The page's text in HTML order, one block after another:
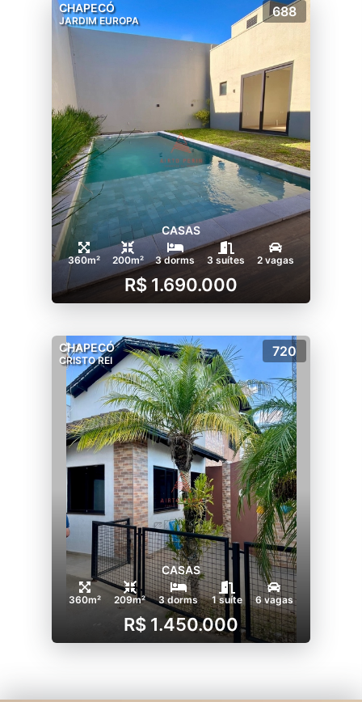
CHAPECÓ
JARDIM EUROPA
688
CASAS
360m² 200m² 3 dorms 3 suítes 2 vagas
R$ 1.690.000
CHAPECÓ
CRISTO REI
720
CASAS
360m² 209m² 3 dorms 1 suíte 6 vagas
R$ 1.450.000